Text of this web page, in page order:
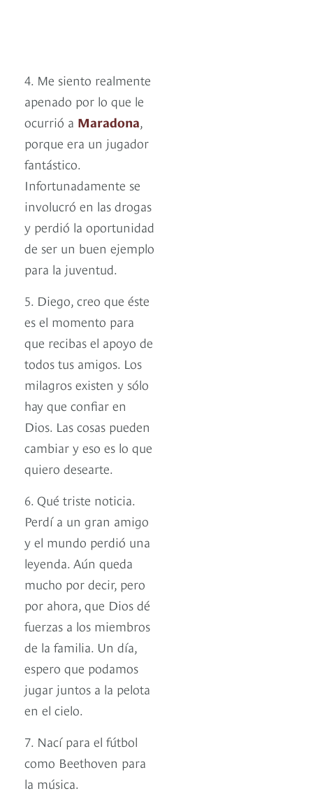
4. Me siento realmente
apenado por lo que le
ocurrió a Maradona,
porque era un jugador
fantástico.
Infortunadamente se
involucró en las drogas
y perdió la oportunidad
de ser un buen ejemplo
para la juventud.
5. Diego, creo que éste
es el momento para
que recibas el apoyo de
todos tus amigos. Los
milagros existen y sólo
hay que confiar en
Dios. Las cosas pueden
cambiar y eso es lo que
quiero desearte.
6. Qué triste noticia.
Perdí a un gran amigo
y el mundo perdió una
leyenda. Aún queda
mucho por decir, pero
por ahora, que Dios dé
fuerzas a los miembros
de la familia. Un día,
espero que podamos
jugar juntos a la pelota
en el cielo.
7. Nací para el fútbol
como Beethoven para
la música.